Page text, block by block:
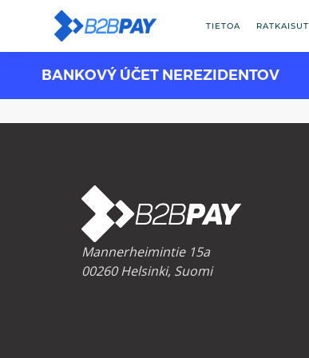
TIETOA RATKAISUT
BANKOVÝ ÚČET NEREZIDENTOV
Mannerheimintie 15a
00260 Helsinki, Suomi